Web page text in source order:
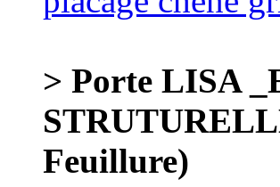
> Porte LISA
Feuillure)